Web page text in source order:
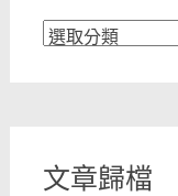
文
文章歸檔